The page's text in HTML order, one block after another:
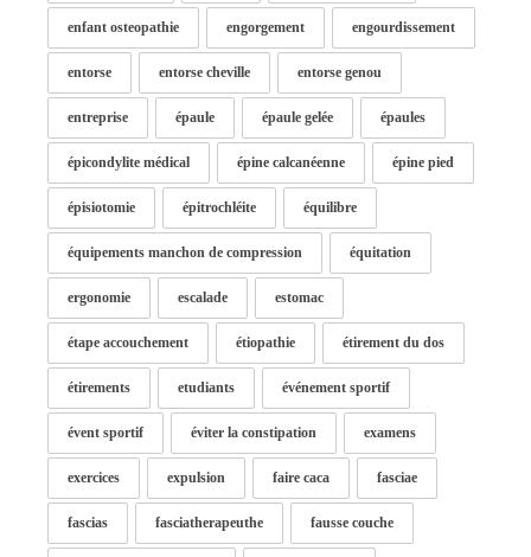
enfant osteopathie engorgement engourdissement
entorse entorse cheville entorse genou
entreprise épaule épaule gelée épaules
épicondylite médical épine calcanéenne épine pied
épisiotomie épitrochléite équilibre
équipements manchon de compression équitation
ergonomie escalade estomac
étape accouchement étiopathie étirement du dos
étirements etudiants événement sportif
évent sportif éviter la constipation examens
exercices expulsion faire caca fasciae
fascias fasciatherapeuthe fausse couche